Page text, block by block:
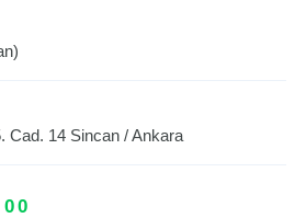
Cad. 14 Sincan /Ankara